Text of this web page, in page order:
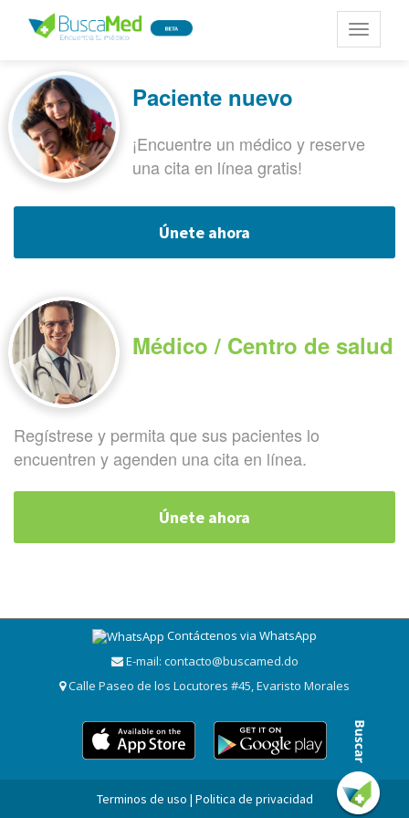
Toggle
Paciente nuevo
¡Encuentre un médico y reserve
una cita en línea gratis!
Únete ahora
Médico / Centro de salud
Regístrese y permita que sus pacientes lo
encuentren y agenden una cita en línea.
Únete ahora
Contáctenos via WhatsApp
E-mail: contacto@buscamed.do
Calle Paseo de los Locutores #45, Evaristo Morales
Terminos de uso | Politica de privacidad